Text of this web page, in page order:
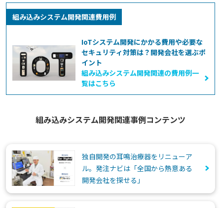
組み込みシステム開発関連費用例
IoTシステム開発にかかる費用や必要な
セキュリティ対策は？開発会社を選ぶポ
イント
組み込みシステム開発関連の費用例一
覧はこちら
組み込みシステム開発関連事例コンテンツ
独自開発の耳鳴治療器をリニューア
ル。発注ナビは「全国から熱意ある
開発会社を探せる」